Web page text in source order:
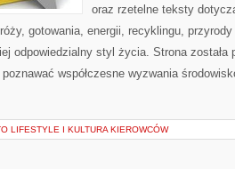
oraz rzetelne teksty
gotowania, energii, recyklingu,
odpowiedzialny styl życia. Strona została
współczesne wyzwania
LIFESTYLE I KULTURA KIEROWCÓW